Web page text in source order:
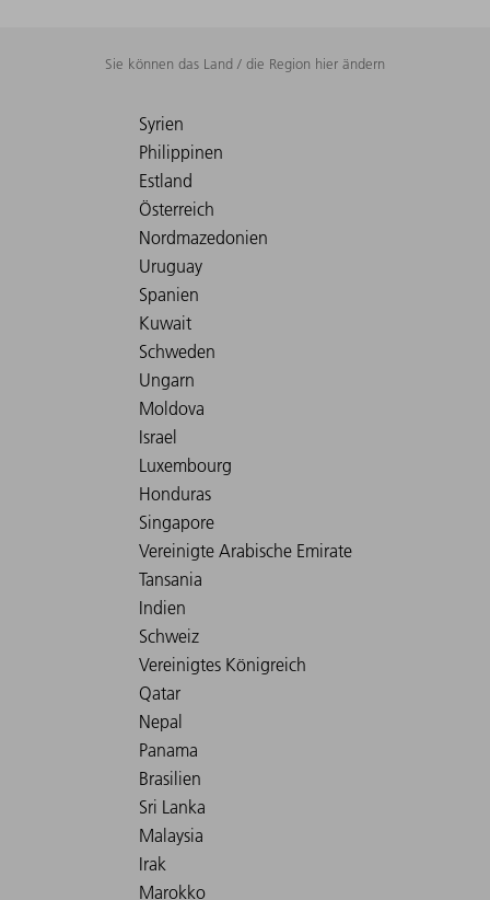
Sie können das Land / die Region hier ändern